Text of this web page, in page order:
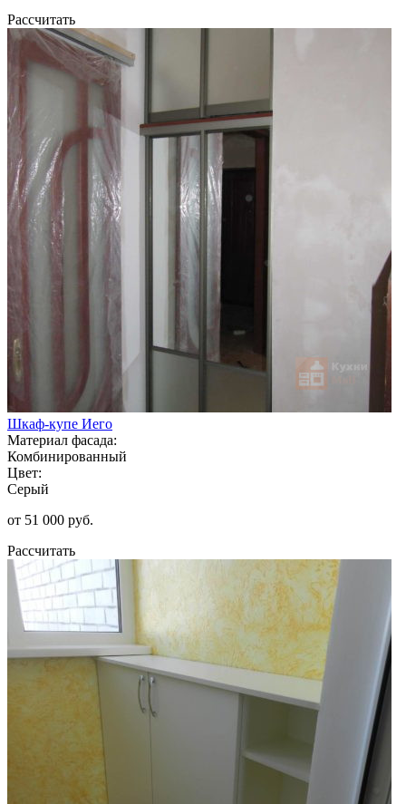
Рассчитать
Шкаф-купе Иего
Материал фасада:
Комбинированный
Цвет:
Серый
от 51 000 руб.
Рассчитать